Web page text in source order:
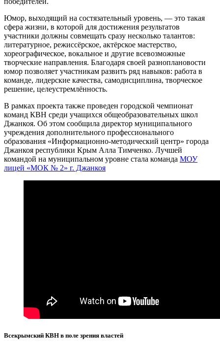
Юмор, выходящий на состязательный уровень, — это такая
сфера жизни, в которой для достижения результатов
участники должны совмещать сразу несколько талантов:
литературное, режиссёрское, актёрское мастерство,
хореографическое, вокальное и другие всевозможные
творческие направления. Благодаря своей разноплановости
юмор позволяет участникам развить ряд навыков: работа в
команде, лидерские качества, самодисциплина, творческое
решение, целеустремлённость.
В рамках проекта также проведен городской чемпионат
команд КВН среди учащихся общеобразовательных школ
Джанкоя. Об этом сообщила директор муниципального
учреждения дополнительного профессионального
образования «Информационно-методический центр» города
Джанкоя республики Крым Алла Тимченко. Лучшей
командой на муниципальном уровне стала команда МОУ
лицей «МОК № 2» г. Джанкоя
Всекрымский КВН в поле зрения властей